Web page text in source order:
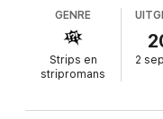
de son disciple !
fouet l'attaque
GENRE
Strips en
stripromans
2